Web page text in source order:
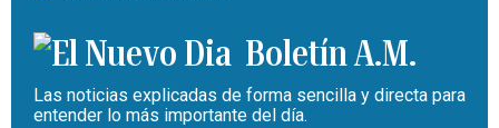
Boletín A.M.
Las noticias explicadas de forma sencilla y directa para
entender lo más importante del día.